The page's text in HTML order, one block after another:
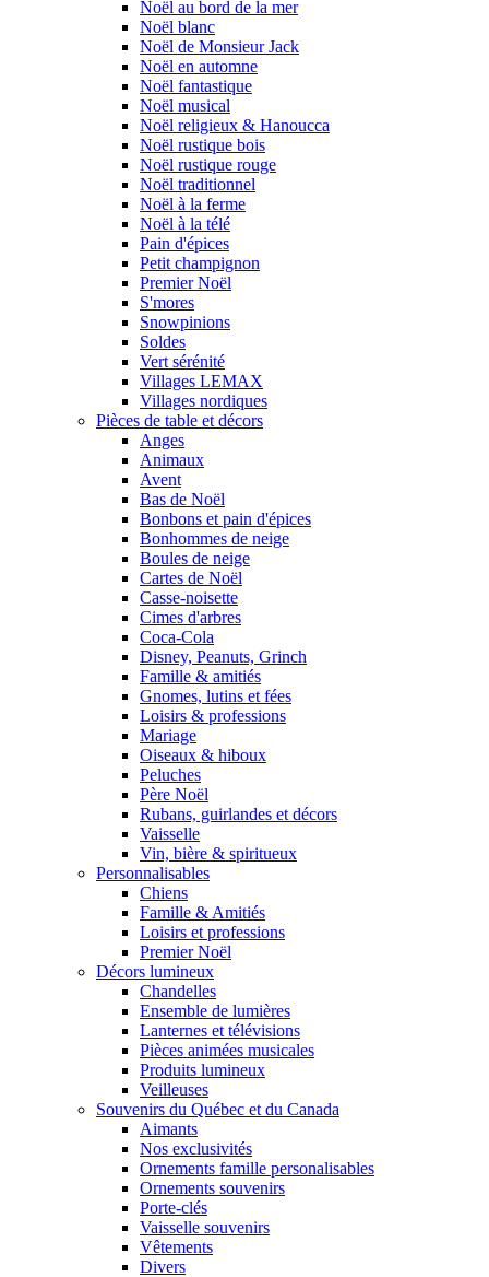
Noël au bord de la mer
Noël blanc
Noël de Monsieur Jack
Noël en automne
Noël fantastique
Noël musical
Noël religieux & Hanoucca
Noël rustique bois
Noël rustique rouge
Noël traditionnel
Noël à la ferme
Noël à la télé
Pain d'épices
Petit champignon
Premier Noël
S'mores
Snowpinions
Soldes
Vert sérénité
Villages LEMAX
Villages nordiques
Pièces de table et décors
Anges
Animaux
Avent
Bas de Noël
Bonbons et pain d'épices
Bonhommes de neige
Boules de neige
Cartes de Noël
Casse-noisette
Cimes d'arbres
Coca-Cola
Disney, Peanuts, Grinch
Famille & amitiés
Gnomes, lutins et fées
Loisirs & professions
Mariage
Oiseaux & hiboux
Peluches
Père Noël
Rubans, guirlandes et décors
Vaisselle
Vin, bière & spiritueux
Personnalisables
Chiens
Famille & Amitiés
Loisirs et professions
Premier Noël
Décors lumineux
Chandelles
Ensemble de lumières
Lanternes et télévisions
Pièces animées musicales
Produits lumineux
Veilleuses
Souvenirs du Québec et du Canada
Aimants
Nos exclusivités
Ornements famille personalisables
Ornements souvenirs
Porte-clés
Vaisselle souvenirs
Vêtements
Divers